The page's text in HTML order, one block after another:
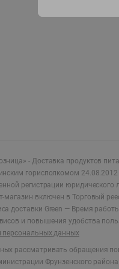
- Доставка продуктов
горисполкомом
регистрации юридического
магазин включен в Торговый
доставки Green — Время
и повышения удобства
персональных данных
рассматривать обращения
Фрунзенского